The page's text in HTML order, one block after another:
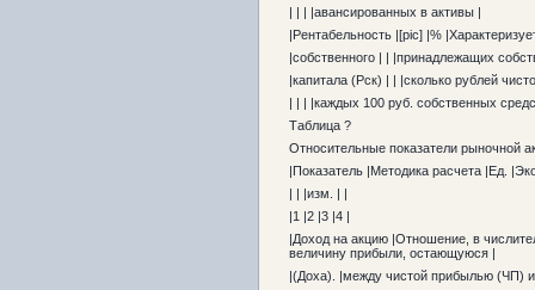
| | | |авансированных в активы |
|Рентабельность |[pic] |%
|собственного | | |принадлежащих
|капитала (Рск) | | |сколько рублей
| | | |каждых 100 руб. собственных
Таблица ?
Относительные показатели рыночной
|Показатель |Методика расчета |Ед.
| | |изм. | |
|1 |2 |3 |4 |
|Доход на акцию |Отношение, в
величину прибыли, остающуюся |
|(Доха). |между чистой прибылью (ЧП)